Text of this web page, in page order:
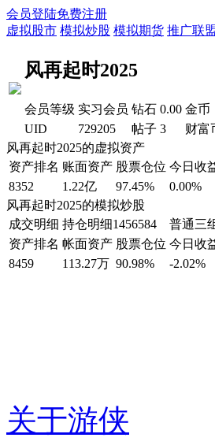
会员登陆免费注册
虚拟股市 模拟炒股 模拟期货 推广联
风再起时2025
会员等级 实习会员 钻石 0.00 金币
UID
729205 帖子 3 财富
风再起时2025的虚拟资产
资产排名 账面资产 股票仓位 今日收
8352
1.22亿 97.45% 0.00%
风再起时2025的模拟炒股
成交明细 持仓明细1456584 普通三
资产排名 帐面资产 股票仓位 今日收
8459
113.27万 90.98% -2.02%
关于游侠